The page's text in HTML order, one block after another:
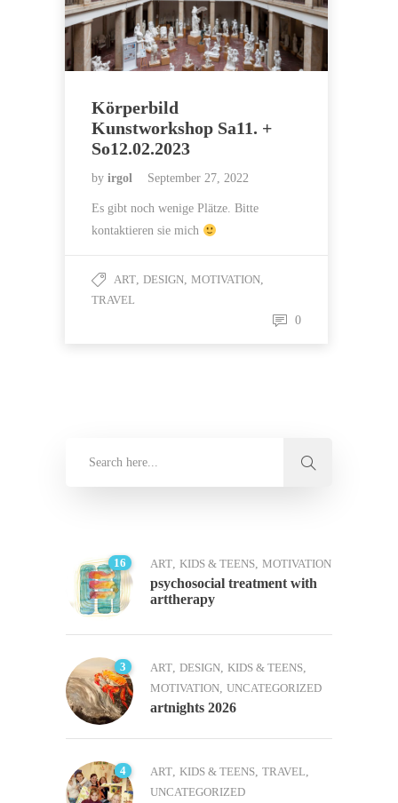
Körperbild
Kunstworkshop Sa11. +
So12.02.2023
by irgol September 27, 2022
Es gibt noch wenige Plätze. Bitte
kontaktieren sie mich
ART, DESIGN, MOTIVATION,
TRAVEL
0
16 ART, KIDS & TEENS, MOTIVATION
psychosocial treatment with
arttherapy
3 ART, DESIGN, KIDS & TEENS,
MOTIVATION, UNCATEGORIZED
artnights 2026
4 ART, KIDS & TEENS, TRAVEL,
UNCATEGORIZED